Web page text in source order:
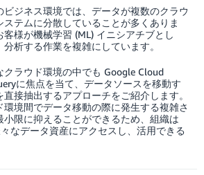
ジネス環境では、データが複数のクラウ
ステムに分散していることが多くありま
様が機械学習 (ML) イニシアチブとし
析する作業を複雑にしています。
クラウド環境の中でも Google Cloud
に焦点を当て、データソースを移動す
接抽出するアプローチをご紹介します。
環境間でデータ移動の際に発生する複雑さ
小限に抑えることができるため、組織は
なデータ資産にアクセスし、活用できる